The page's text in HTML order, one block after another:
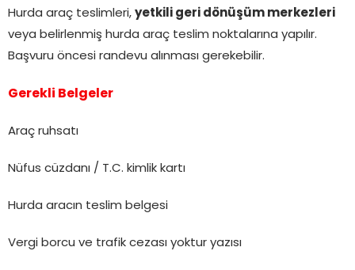
Hurda araç teslimleri, yetkili geri dönüşüm merkezleri
veya belirlenmiş hurda araç teslim noktalarına yapılır.
Başvuru öncesi randevu alınması gerekebilir.
Gerekli Belgeler
Araç ruhsatı
Nüfus cüzdanı / T.C. kimlik kartı
Hurda aracın teslim belgesi
Vergi borcu ve trafik cezası yoktur yazısı